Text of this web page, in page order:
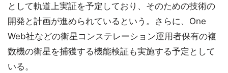
として軌道上実証を予定しており、そのための技術の
開発と計画が進められているという。さらに、One
Web社などの衛星コンステレーション運用者保有の複
数機の衛星を捕獲する機能検証も実施する予定として
いる。